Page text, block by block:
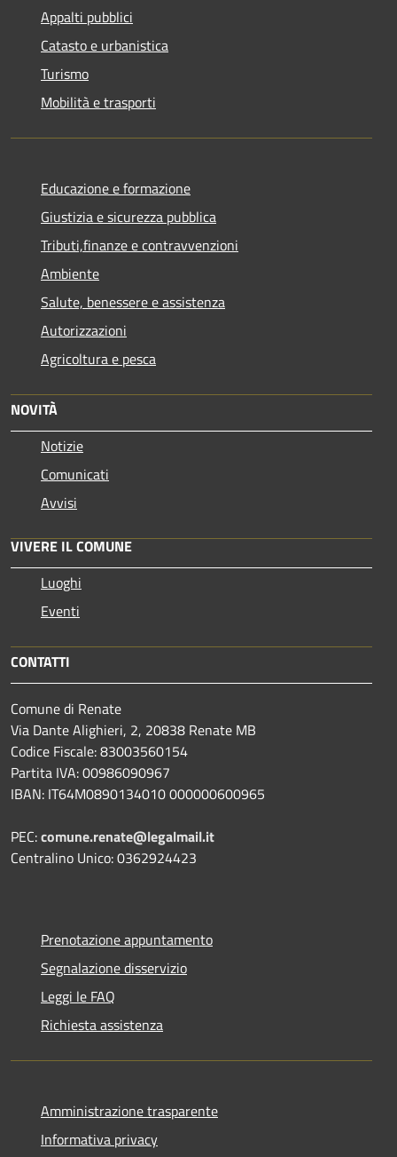
Appalti pubblici
Catasto e urbanistica
Turismo
Mobilità e trasporti
Educazione e formazione
Giustizia e sicurezza pubblica
Tributi,finanze e contravvenzioni
Ambiente
Salute, benessere e assistenza
Autorizzazioni
Agricoltura e pesca
NOVITÀ
Notizie
Comunicati
Avvisi
VIVERE IL COMUNE
Luoghi
Eventi
CONTATTI
Comune di Renate
Via Dante Alighieri, 2, 20838 Renate MB
Codice Fiscale: 83003560154
Partita IVA: 00986090967
IBAN: IT64M0890134010 000000600965
PEC:comune.renate@legalmail.it
Centralino Unico: 0362924423
Prenotazione appuntamento
Segnalazione disservizio
Leggi le FAQ
Richiesta assistenza
Amministrazione trasparente
Informativa privacy